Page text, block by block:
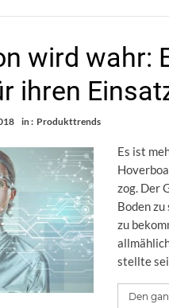
wird wahr:
ihren
in : Produkttrends
Es ist
zog. Der
Boden
zu
stellte
Den